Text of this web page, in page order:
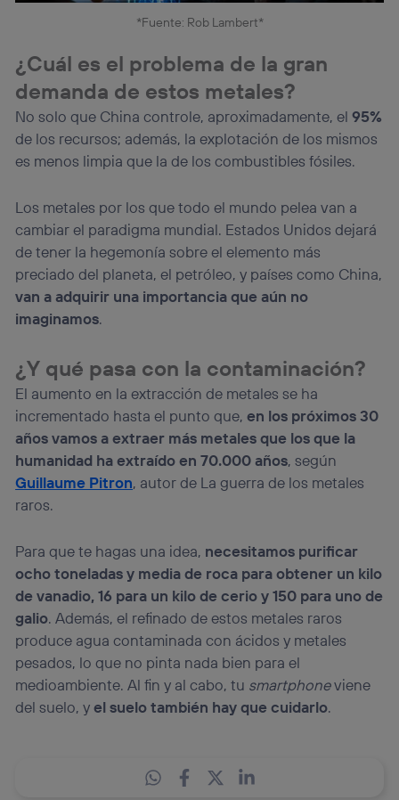
*Fuente: Rob Lambert*
¿Cuál es el problema de la gran
demanda de estos metales?
No solo que China controle, aproximadamente, el95%
de los recursos; además, la explotación de los mismos
es menos limpia que la de los combustibles fósiles.
Los metales por los que todo el mundo pelea van a
cambiar el paradigma mundial. Estados Unidos dejará
de tener la hegemonía sobre el elemento más
preciado del planeta, el petróleo, y países como China,
van a adquirir una importancia que aún no
imaginamos.
¿Y qué pasa con la contaminación?
El aumento en la extracción de metales se ha
incrementado hasta el punto que,en los próximos 30
años vamos a extraer más metales que los que la
humanidad ha extraído en 70.000 años, según
Guillaume Pitron, autor de La guerra de los metales
raros.
Para que te hagas una idea, necesitamos purificar
ocho toneladas y media de roca para obtener un kilo
de vanadio, 16 para un kilo de cerio y 150 para uno de
galio. Además, el refinado de estos metales raros
produce agua contaminada con ácidos y metales
pesados, lo que no pinta nada bien para el
medioambiente. Al fin y al cabo, tu smartphoneviene
del suelo, yel suelo también hay que cuidarlo.